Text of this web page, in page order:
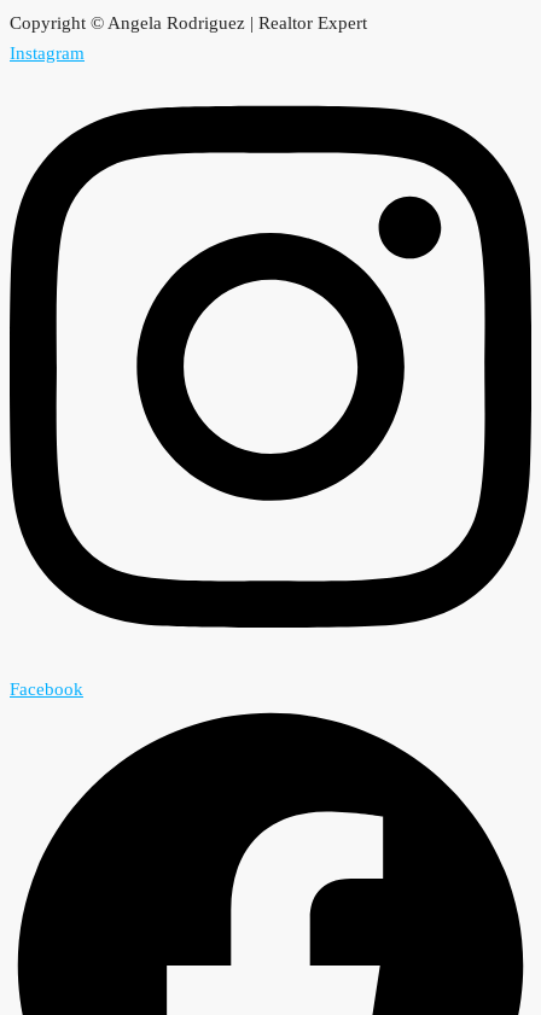
Copyright © Angela Rodriguez | Realtor Expert
Instagram
Facebook